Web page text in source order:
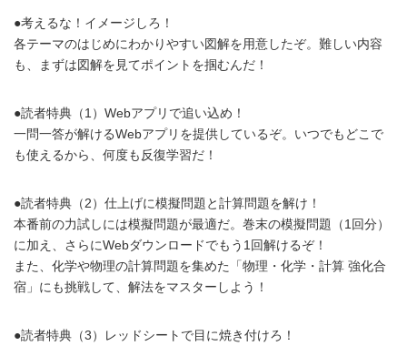
●考えるな！イメージしろ！
各テーマのはじめにわかりやすい図解を用意したぞ。難しい内容
も、まずは図解を見てポイントを掴むんだ！
●読者特典（1）Webアプリで追い込め！
一問一答が解けるWebアプリを提供しているぞ。いつでもどこで
も使えるから、何度も反復学習だ！
●読者特典（2）仕上げに模擬問題と計算問題を解け！
本番前の力試しには模擬問題が最適だ。巻末の模擬問題（1回分）
に加え、さらにWebダウンロードでもう1回解けるぞ！
また、化学や物理の計算問題を集めた「物理・化学・計算 強化合
宿」にも挑戦して、解法をマスターしよう！
●読者特典（3）レッドシートで目に焼き付けろ！